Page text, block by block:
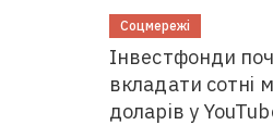
Соцмережі
Інвестфонди
вкладати сотні
доларів у